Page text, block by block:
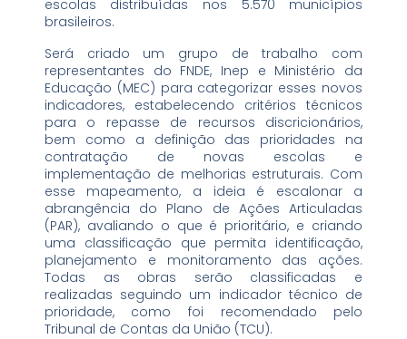
escolas distribuídas nos 5.570 municípios
brasileiros.
Será criado um grupo de trabalho com
representantes do FNDE, Inep e Ministério da
Educação (MEC) para categorizar esses novos
indicadores, estabelecendo critérios técnicos
para o repasse de recursos discricionários,
bem como a definição das prioridades na
contratação de novas escolas e
implementação de melhorias estruturais. Com
esse mapeamento, a ideia é escalonar a
abrangência do Plano de Ações Articuladas
(PAR), avaliando o que é prioritário, e criando
uma classificação que permita identificação,
planejamento e monitoramento das ações.
Todas as obras serão classificadas e
realizadas seguindo um indicador técnico de
prioridade, como foi recomendado pelo
Tribunal de Contas da União (TCU).